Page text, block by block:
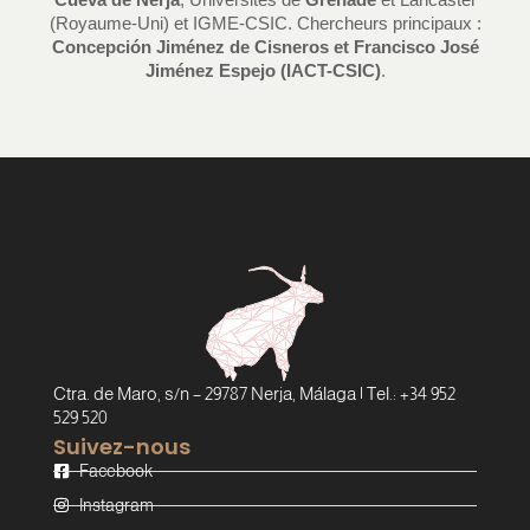
(Royaume-Uni) et IGME-CSIC. Chercheurs principaux :
Concepción Jiménez de Cisneros et Francisco José
Jiménez Espejo (IACT-CSIC).
Ctra. de Maro, s/n – 29787 Nerja, Málaga | Tel.: +34 952
529 520
Suivez-nous
Facebook
Instagram